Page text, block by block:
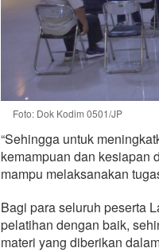
Foto: Dok Kodim 0501/JP
“Sehingga untuk
kemampuan dan kesiapan
mampu melaksanakan
Bagi para seluruh peserta
pelatihan dengan baik,
materi yang diberikan